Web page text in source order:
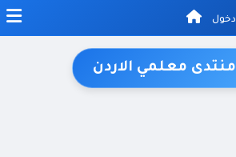
دخول
منتدى معلمي الاردن